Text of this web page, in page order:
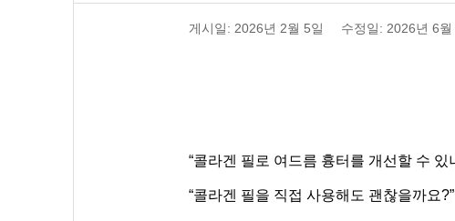
게시일: 2026년 2월 5일 수정일: 2026년 6월
“콜라겐 필로 여드름 흉터를 개선할 수 있
“콜라겐 필을 직접 사용해도 괜찮을까요?”